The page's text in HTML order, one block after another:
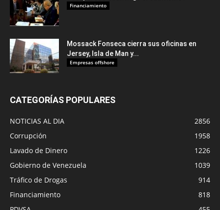
Financiamiento
Mossack Fonseca cierra sus oficinas en
Jersey, Isla de Man y...
Empresas offshore
CATEGORÍAS POPULARES
NOTICIAS AL DIA
2856
Corrupción
1958
Lavado de Dinero
1226
Gobierno de Venezuela
1039
Tráfico de Drogas
914
Financiamiento
818